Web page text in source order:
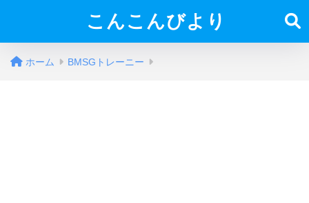
こんこんびより
ホーム BMSGトレーニー